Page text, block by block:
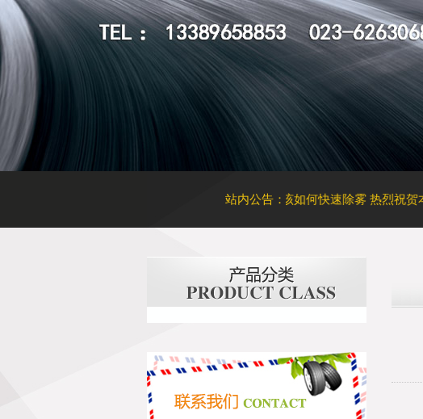
站内公告：
车窗玻璃该如何快速除雾热烈祝贺本公司